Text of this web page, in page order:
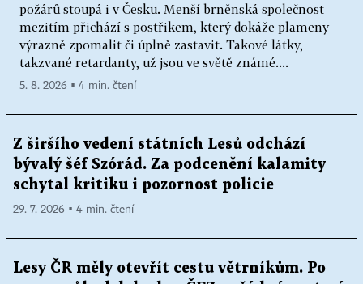
požárů stoupá i v Česku. Menší brněnská společnost
mezitím přichází s postřikem, který dokáže plameny
výrazně zpomalit či úplně zastavit. Takové látky,
takzvané retardanty, už jsou ve světě známé....
5. 8. 2026 ▪ 4 min. čtení
Z širšího vedení státních Lesů odchází
bývalý šéf Szórád. Za podcenění kalamity
schytal kritiku i pozornost policie
29. 7. 2026 ▪ 4 min. čtení
Lesy ČR měly otevřít cestu větrníkům. Po